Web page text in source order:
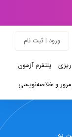
ورود | ثبت نام
پلتفرم آزمون
مرور و خلاصه‌نویسی